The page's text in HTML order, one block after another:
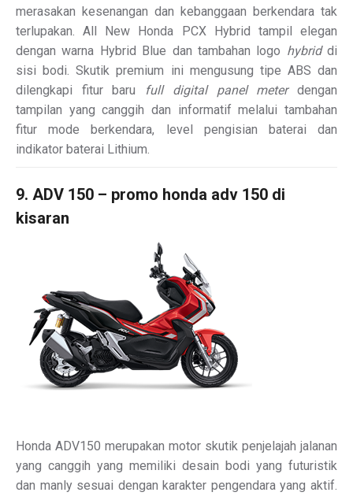
merasakan kesenangan dan kebanggaan berkendara tak
terlupakan. All New Honda PCX Hybrid tampil elegan
dengan warna Hybrid Blue dan tambahan logo hybriddi
sisi bodi. Skutik premium ini mengusung tipe ABS dan
dilengkapi fitur baru full digital panel meterdengan
tampilan yang canggih dan informatif melalui tambahan
fitur mode berkendara, level pengisian baterai dan
indikator baterai Lithium.
9. ADV 150 – promo honda adv 150 di
kisaran
Honda ADV150 merupakan motor skutik penjelajah jalanan
yang canggih yang memiliki desain bodi yang futuristik
dan manly sesuai dengan karakter pengendara yang aktif.